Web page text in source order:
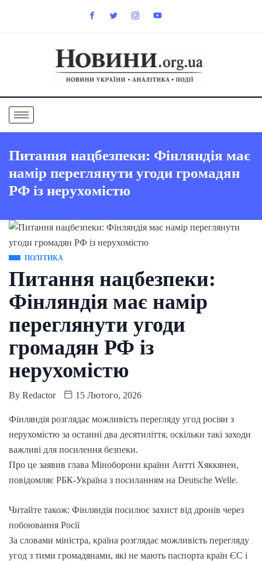
Питання нацбезпеки: Фінляндія має
намір переглянути угоди громадян
РФ із нерухомістю
ПОЛІТИКА
Питання нацбезпеки:
Фінляндія має намір
переглянути угоди
громадян РФ із
нерухомістю
By Redactor 15 Лютого, 2026
Фінляндія розглядає можливість перегляду угод росіян з
нерухомістю за останні два десятиліття, оскільки такі заходи
важливі для посилення безпеки.
Про це заявив глава Міноборони країни Антті Хяккянен,
повідомляє РБК-Україна з посиланням на Deutsche Welle.
Читайте також: Фінляндія посилює захист від дронів через
побоювання Росії
За словами міністра, країна розглядає можливість перегляду
угод з тими громадянами, які не мають паспорта країн ЄС і